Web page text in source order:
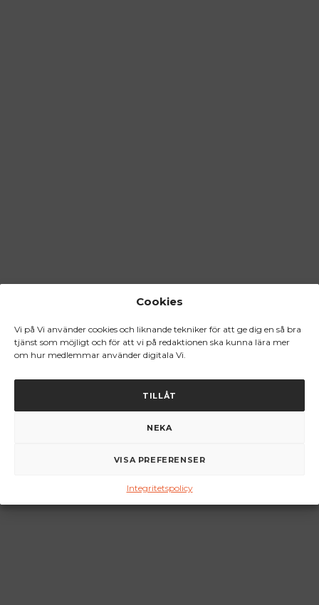
Cookies
Vi på Vi använder cookies och liknande tekniker för att ge dig en så bra
tjänst som möjligt och för att vi på redaktionen ska kunna lära mer
om hur medlemmar använder digitala Vi.
TILLÅT
NEKA
VISA PREFERENSER
Integritetspolicy